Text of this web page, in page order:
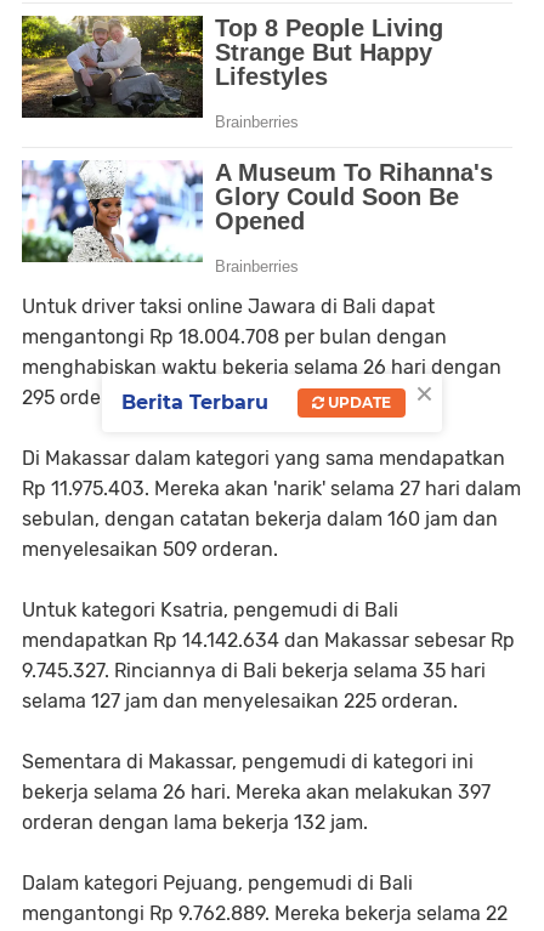
Untuk driver taksi online Jawara di Bali dapat
mengantongi Rp 18.004.708 per bulan dengan
menghabiskan waktu bekerja selama 26 hari dengan
295 orderan selama 158 jam.
Di Makassar dalam kategori yang sama mendapatkan
Rp 11.975.403. Mereka akan 'narik' selama 27 hari dalam
sebulan, dengan catatan bekerja dalam 160 jam dan
menyelesaikan 509 orderan.
Untuk kategori Ksatria, pengemudi di Bali
mendapatkan Rp 14.142.634 dan Makassar sebesar Rp
9.745.327. Rinciannya di Bali bekerja selama 35 hari
selama 127 jam dan menyelesaikan 225 orderan.
Sementara di Makassar, pengemudi di kategori ini
bekerja selama 26 hari. Mereka akan melakukan 397
orderan dengan lama bekerja 132 jam.
Dalam kategori Pejuang, pengemudi di Bali
mengantongi Rp 9.762.889. Mereka bekerja selama 22
×
Berita Terbaru UPDATE